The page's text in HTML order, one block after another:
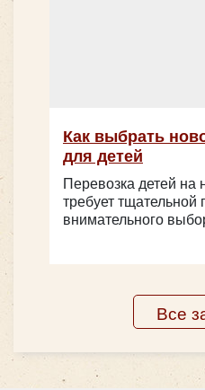
Для багажа в
специальный отсек.
микроавтобусов
Как выбрать
для детей
Перевозка детей на
требует тщательной
внимательного
Все